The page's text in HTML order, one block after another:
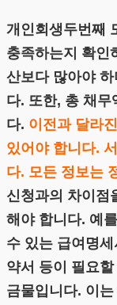
개인회생두번째
충족하는지 확인
산보다 많아야
다. 또한, 총 채무
다. 이전과 달라
있어야 합니다.
다. 모든 정보는
신청과의 차이점
해야 합니다. 예
수 있는 급여명
약서 등이 필요
금물입니다. 이